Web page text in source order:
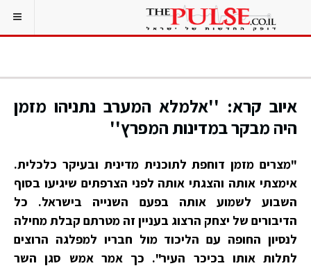
איוב קרא: ''אלמלא המערב נתניהו מזמן
היה מבקר במדינות המפרץ''
"מצרים מזמן דוחפת לתוכנית מדינית ובעיקר כלכלית.
אימצתי אותה והצגתי אותה לפני הצרפתים שיגיעו בסוף
השבוע לשמוע אותה בפעם השנייה בישראל. כל
הדיבורים של יצחק הרצוג בעניין זה מטרתם קבלת מחילה
לנסיון החופה עם הליכוד מול חבריו למפלגה הרוצים
לתלות אותו בכיכר העיר". כך אמר אמש סגן השר